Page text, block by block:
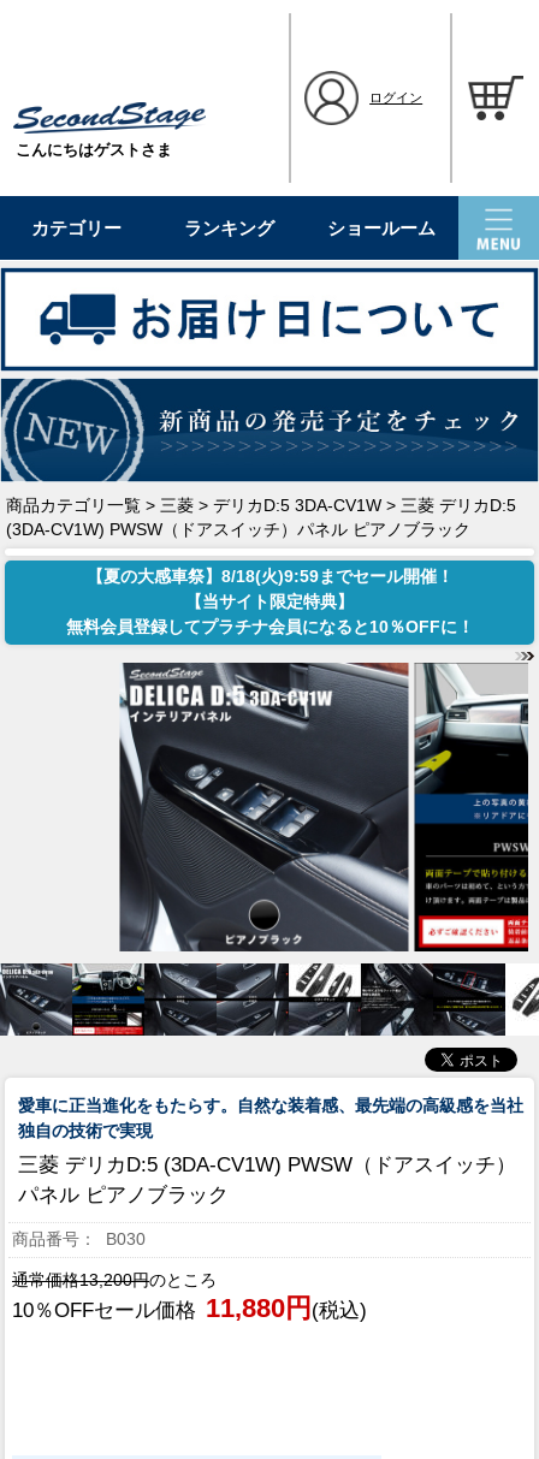
こんにちはゲストさま
ログイン
カテゴリー ランキング ショールーム
商品カテゴリ一覧 > 三菱 > デリカD:5 3DA-CV1W > 三菱 デリカD:5
(3DA-CV1W) PWSW（ドアスイッチ）パネル ピアノブラック
【夏の大感車祭】8/18(火)9:59までセール開催！
【当サイト限定特典】
無料会員登録してプラチナ会員になると10％OFFに！
愛車に正当進化をもたらす。自然な装着感、最先端の高級感を当社
独自の技術で実現
三菱 デリカD:5 (3DA-CV1W) PWSW（ドアスイッチ）
パネル ピアノブラック
B030
通常価格13,200円のところ
10％OFFセール価格 11,880円 (税込)